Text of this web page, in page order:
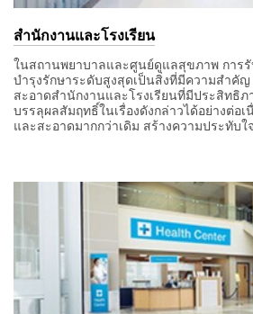
สำนักงานและโรงเรียน
ในสถานพยาบาลและศูนย์ดูแลสุขภาพ การ
บำรุงรักษาระดับสูงสุดเป็นสิ่งที่มีความสำคั
สะอาดสำนักงานและโรงเรียนที่มีประสิทธิ
บรรลุผลสัมฤทธิ์ในเรื่องดังกล่าวได้อย่างต่อ
และสะอาดมากกว่าเดิม สร้างความประทับ